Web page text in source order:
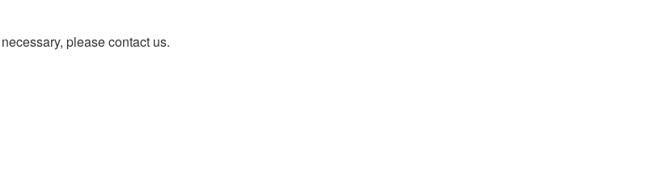
please contact us.